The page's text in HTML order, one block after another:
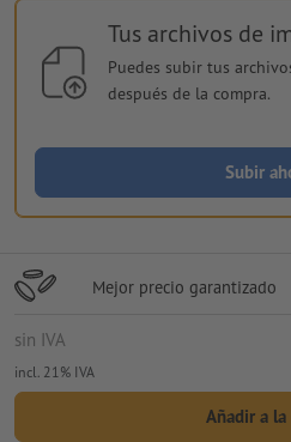
Tus archivos de
Puedes subir tus
después de la compra.
Subir
Mejor precio garantizado
sin IVA
incl. 21% IVA
Añadir a la